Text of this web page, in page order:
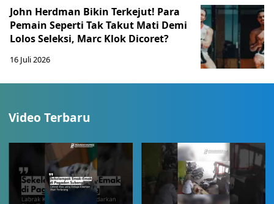
John Herdman Bikin Terkejut! Para
Pemain Seperti Tak Takut Mati Demi
Lolos Seleksi, Marc Klok Dicoret?
16 Juli 2026
Video Terbaru